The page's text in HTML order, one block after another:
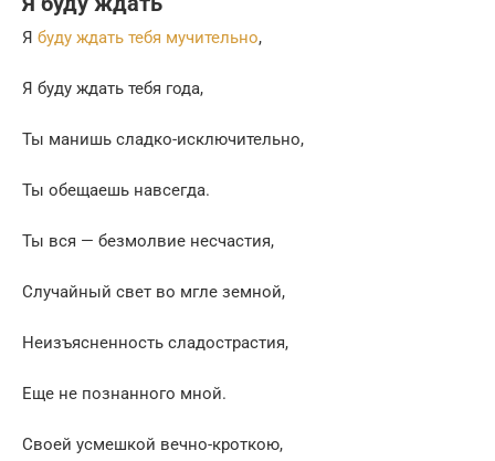
Я буду ждать тебя мучительно,
Я буду ждать тебя года,
Ты манишь сладко-исключительно,
Ты обещаешь навсегда.
Ты вся — безмолвие несчастия,
Случайный свет во мгле земной,
Неизъясненность сладострастия,
Еще не познанного мной.
Своей усмешкой вечно-кроткою,